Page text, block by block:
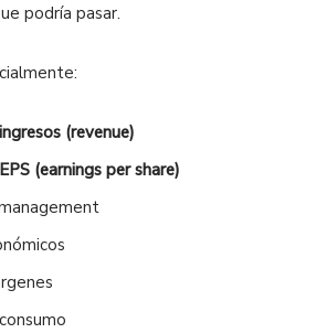
podría pasar.
ingresos (revenue)
EPS (earnings per share)